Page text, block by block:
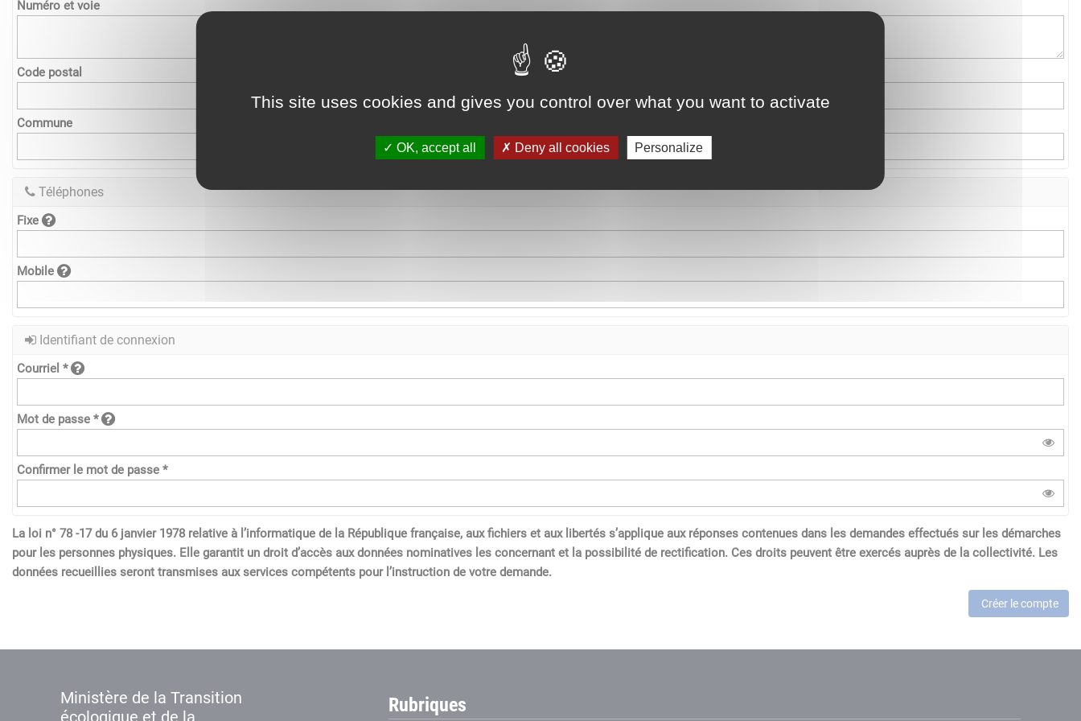
This site uses cookies and gives you control over what you want to activate
OK, accept all Deny all cookies Personalize
Numéro et voie
Code postal
Commune
Téléphones
Fixe
Mobile
Identifiant de connexion
Courriel *
Mot de passe *
Confirmer le mot de passe *
La loi n° 78 -17 du 6 janvier 1978 relative à l’informatique de la République française, aux fichiers et aux libertés s’applique aux réponses contenues dans les demandes effectués sur les démarches
pour les personnes physiques. Elle garantit un droit d’accès aux données nominatives les concernant et la possibilité de rectification. Ces droits peuvent être exercés auprès de la collectivité. Les
données recueillies seront transmises aux services compétents pour l’instruction de votre demande.
Créer le compte
Ministère de la Transition
écologique et de la
Rubriques